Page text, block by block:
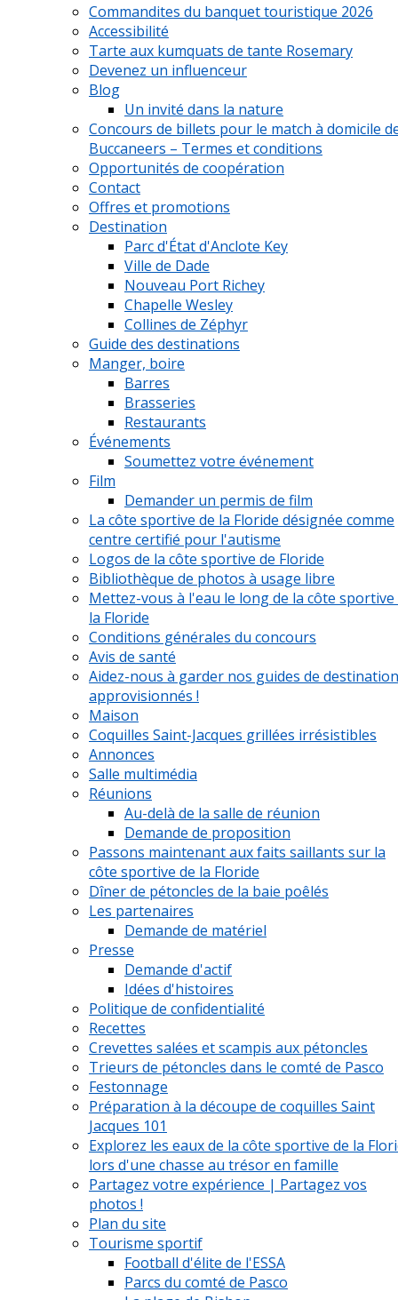
Commandites du banquet touristique 2026
Accessibilité
Tarte aux kumquats de tante Rosemary
Devenez un influenceur
Blog
Un invité dans la nature
Concours de billets pour le match à domicile
Buccaneers – Termes et conditions
Opportunités de coopération
Contact
Offres et promotions
Destination
Parc d'État d'Anclote Key
Ville de Dade
Nouveau Port Richey
Chapelle Wesley
Collines de Zéphyr
Guide des destinations
Manger, boire
Barres
Brasseries
Restaurants
Événements
Soumettez votre événement
Film
Demander un permis de film
La côte sportive de la Floride désignée comme
centre certifié pour l'autisme
Logos de la côte sportive de Floride
Bibliothèque de photos à usage libre
Mettez-vous à l'eau le long de la côte sportive
la Floride
Conditions générales du concours
Avis de santé
Aidez-nous à garder nos guides de destination
approvisionnés !
Maison
Coquilles Saint-Jacques grillées irrésistibles
Annonces
Salle multimédia
Réunions
Au-delà de la salle de réunion
Demande de proposition
Passons maintenant aux faits saillants sur la
côte sportive de la Floride
Dîner de pétoncles de la baie poêlés
Les partenaires
Demande de matériel
Presse
Demande d'actif
Idées d'histoires
Politique de confidentialité
Recettes
Crevettes salées et scampis aux pétoncles
Trieurs de pétoncles dans le comté de Pasco
Festonnage
Préparation à la découpe de coquilles Saint
Jacques 101
Explorez les eaux de la côte sportive de la
lors d'une chasse au trésor en famille
Partagez votre expérience | Partagez vos
photos !
Plan du site
Tourisme sportif
Football d'élite de l'ESSA
Parcs du comté de Pasco